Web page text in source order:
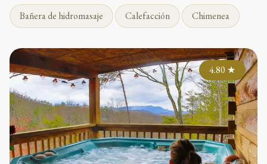
Bañera de hidromasaje
Calefacción Chimenea
4.80 ★